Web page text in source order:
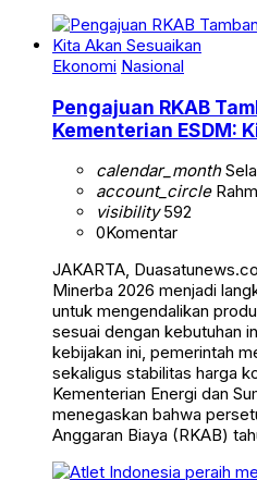
Ekonomi Nasional
Pengajuan RKAB
Kementerian ESDM:
calendar_month
account_circle
visibility592
0Komentar
JAKARTA,
Minerba 2026 menjadi
untuk mengendalikan
sesuai dengan kebutuhan
kebijakan ini, pemerintah
sekaligus stabilitas harga
Kementerian Energi dan
menegaskan bahwa
Anggaran Biaya (RKAB)